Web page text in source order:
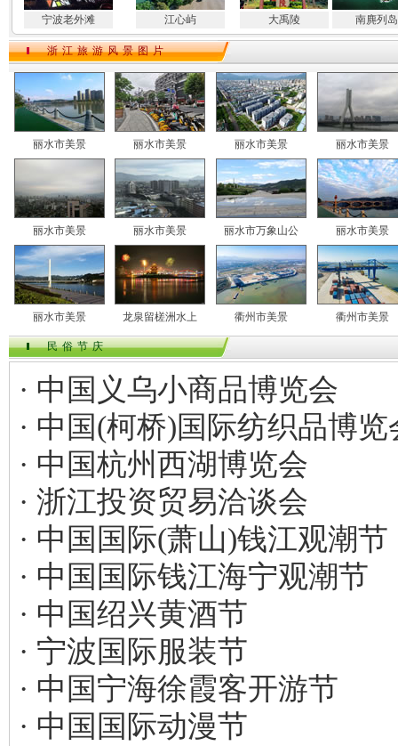
宁波老外滩 江心屿 大禹陵 南麂列岛
浙江旅游风景图片
丽水市美景 丽水市美景 丽水市美景 丽水市美景
丽水市美景 丽水市美景 丽水市万象山公 丽水市美景
丽水市美景 龙泉留槎洲水上 衢州市美景 衢州市美景
民俗节庆
· 中国义乌小商品博览会
· 中国(柯桥)国际纺织品博览
· 中国杭州西湖博览会
· 浙江投资贸易洽谈会
· 中国国际(萧山)钱江观潮节
· 中国国际钱江海宁观潮节
· 中国绍兴黄酒节
· 宁波国际服装节
· 中国宁海徐霞客开游节
· 中国国际动漫节